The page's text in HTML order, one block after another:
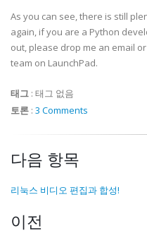
As you can see, there is still
again, if you are a Python
out, please drop me an email
team on LaunchPad.
태그 : 태그 없음
토론 : 3 Comments
다음 항목
리눅스 비디오 편집과 합성!
이전